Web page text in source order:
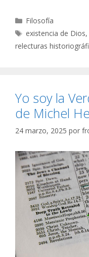
Categorías
Filosofía
Etiquetas
existencia de Dios
relecturas
Yo soy la
de Michel
24 marzo, 2025 por